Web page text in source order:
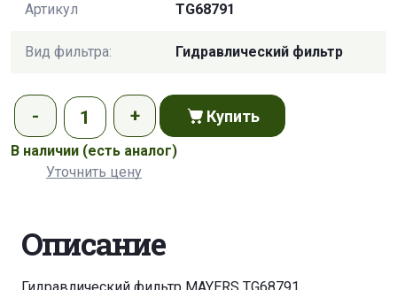
Артикул TG68791
Вид фильтра: Гидравлический фильтр
Купить
В наличии (есть аналог)
Уточнить цену
Описание